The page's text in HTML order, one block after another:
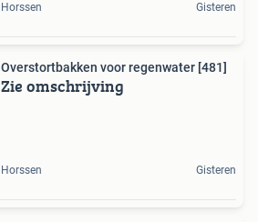
Horssen Gisteren
Overstortbakken voor regenwater [481]
Zie omschrijving
Horssen Gisteren